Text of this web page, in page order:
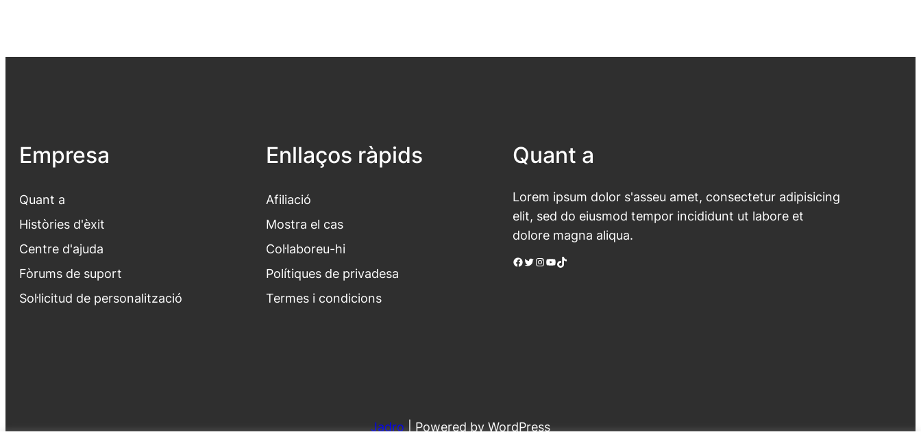
Empresa
Quant a
Històries d'èxit
Centre d'ajuda
Fòrums de suport
Sol·licitud de personalització
Enllaços ràpids
Afiliació
Mostra el cas
Col·laboreu-hi
Polítiques de privadesa
Termes i condicions
Quant a
Lorem ipsum dolor s'asseu amet, consectetur adipisicing
elit, sed do eiusmod tempor incididunt ut labore et
dolore magna aliqua.
Facebook Twitter Instagram YouTube TikTok
Jadro Powered by WordPress